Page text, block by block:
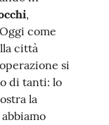
,
come
città
si
di tanti: lo
la